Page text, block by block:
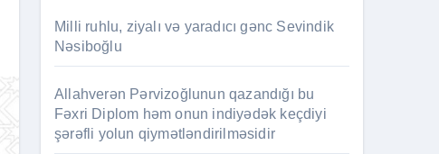
Milli ruhlu, ziyalı və yaradıcı gənc Sevindik
Nəsiboğlu
Allahverən Pərvizoğlunun qazandığı bu
Fəxri Diplom həm onun indiyədək keçdiyi
şərəfli yolun qiymətləndirilməsidir